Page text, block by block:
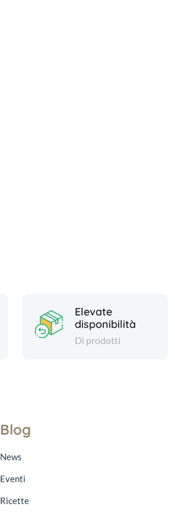
Elevate
disponibilità
Di prodotti
Blog
News
Eventi
Ricette